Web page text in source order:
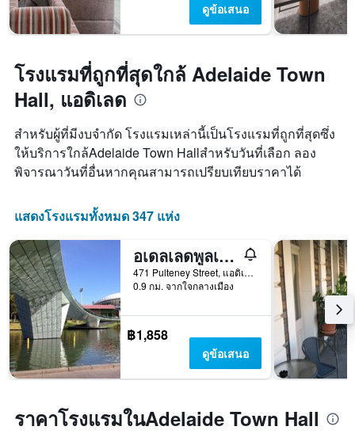
ดูข้อเสนอ
โรงแรมที่ถูกที่สุดใกล้ Adelaide Town
Hall, แอดิเลด
สำหรับผู้ที่มีงบจำกัด โรงแรมเหล่านี้เป็นโรงแรมที่ถูกที่สุดซึ่ง
ให้บริการใกล้Adelaide Town Hallสำหรับวันที่เลือก ลอง
พิจารณาวันที่อื่นหากคุณสามารถเปรียบเทียบราคาได้
แสดงโรงแรมทั้งหมด 347 แห่ง
อเดลเลดพูลเทนนีย์มอเทล
471 Pulteney Street, แอดิเลด, SA, ออสเตรเลีย
0.9 กม. จากใจกลางเมือง
฿1,858
ดูข้อเสนอ
ราคาโรงแรมในAdelaide Town Hall